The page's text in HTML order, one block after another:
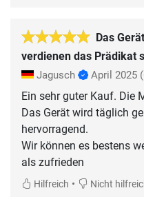
Das
verdienen das Prädikat
Jagusch April 2025
Ein sehr guter Kauf. Die
Das Gerät wird täglich
hervorragend.
Wir können es bestens
als zufrieden
Hilfreich • Nicht